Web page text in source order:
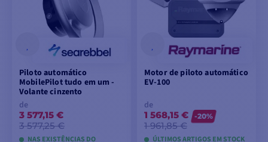
Piloto automático
MobilePilot tudo em um -
Volante cinzento
de
3 577,15 €
3 577,25 €
NAS EXISTÊNCIAS DO
Motor de piloto automático
EV-100
de
1 568,15 €
1 961,85 €
-20%
ÚLTIMOS ARTIGOS EM STOCK